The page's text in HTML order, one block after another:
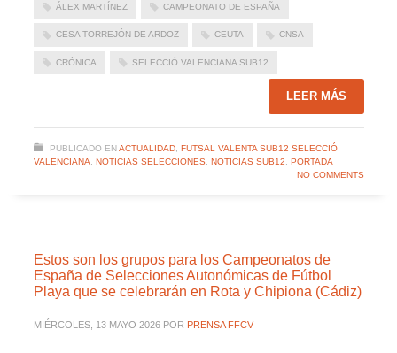
ÁLEX MARTÍNEZ CAMPEONATO DE ESPAÑA
CESA TORREJÓN DE ARDOZ CEUTA CNSA
CRÓNICA SELECCIÓ VALENCIANA SUB12
LEER MÁS
PUBLICADO EN ACTUALIDAD, FUTSAL VALENTA SUB12 SELECCIÓ
VALENCIANA
NOTICIAS SELECCIONES, NOTICIAS SUB12
PORTADA
NO COMMENTS
Estos son los grupos para los Campeonatos de
España de Selecciones Autonómicas de Fútbol
Playa que se celebrarán en Rota y Chipiona (Cádiz)
MIÉRCOLES, 13 MAYO 2026 POR PRENSA FFCV